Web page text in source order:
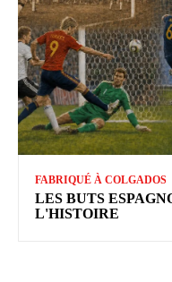
FABRIQUÉ À COLGADOS
LES BUTS
L'HISTOIRE